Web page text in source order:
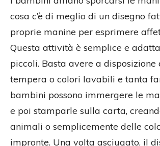
cosa c’è di meglio di un disegno
proprie manine per esprimere
Questa attività è semplice e
piccoli. Basta avere a
tempera o colori lavabili e tanta
bambini possono immergere le
e poi stamparle sulla carta,
animali o semplicemente delle
impronte. Una volta asciugato, il